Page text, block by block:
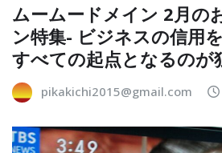
ムームードメイン 2月の
ン特集- ビジネスの信
すべての起点となるのが
pikakichi2015@gmail.com